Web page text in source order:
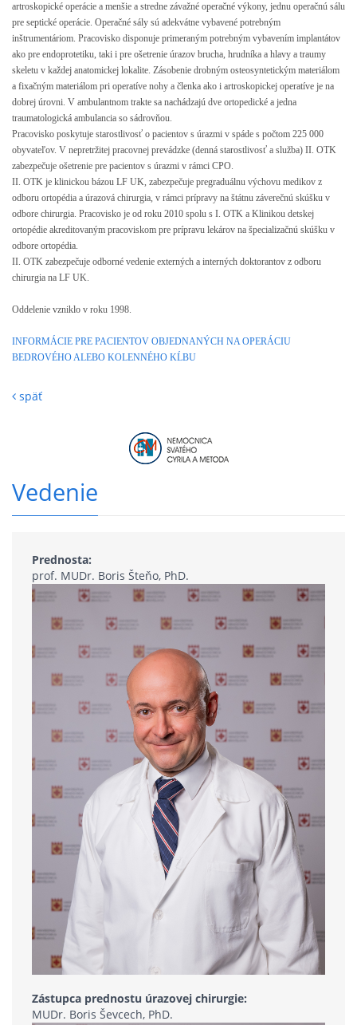
artroskopické operácie a menšie a stredne závažné operačné výkony, jednu operačnú sálu
pre septické operácie. Operačné sály sú adekvátne vybavené potrebným
inštrumentáriom. Pracovisko disponuje primeraným potrebným vybavením implantátov
ako pre endoprotetiku, taki i pre ošetrenie úrazov brucha, hrudníka a hlavy a traumy
skeletu v každej anatomickej lokalite. Zásobenie drobným osteosyntetickým materiálom
a fixačným materiálom pri operatíve nohy a členka ako i artroskopickej operatíve je na
dobrej úrovni. V ambulantnom trakte sa nachádzajú dve ortopedické a jedna
traumatologická ambulancia so sádrovňou.
Pracovisko poskytuje starostlivosť o pacientov s úrazmi v spáde s počtom 225 000
obyvateľov. V nepretržitej pracovnej prevádzke (denná starostlivosť a služba) II. OTK
zabezpečuje ošetrenie pre pacientov s úrazmi v rámci CPO.
II. OTK je klinickou bázou LF UK, zabezpečuje pregraduálnu výchovu medikov z
odboru ortopédia a úrazová chirurgia, v rámci prípravy na štátnu záverečnú skúšku v
odbore chirurgia. Pracovisko je od roku 2010 spolu s I. OTK a Klinikou detskej
ortopédie akreditovaným pracoviskom pre prípravu lekárov na špecializačnú skúšku v
odbore ortopédia.
II. OTK zabezpečuje odborné vedenie externých a interných doktorantov z odboru
chirurgia na LF UK.
Oddelenie vzniklo v roku 1998.
INFORMÁCIE PRE PACIENTOV OBJEDNANÝCH NA OPERÁCIU
BEDROVÉHO ALEBO KOLENNÉHO KĹBU
späť
Vedenie
Prednosta:
prof. MUDr. Boris Šteňo, PhD.
Zástupca prednostu úrazovej chirurgie:
MUDr. Boris Ševcech, PhD.